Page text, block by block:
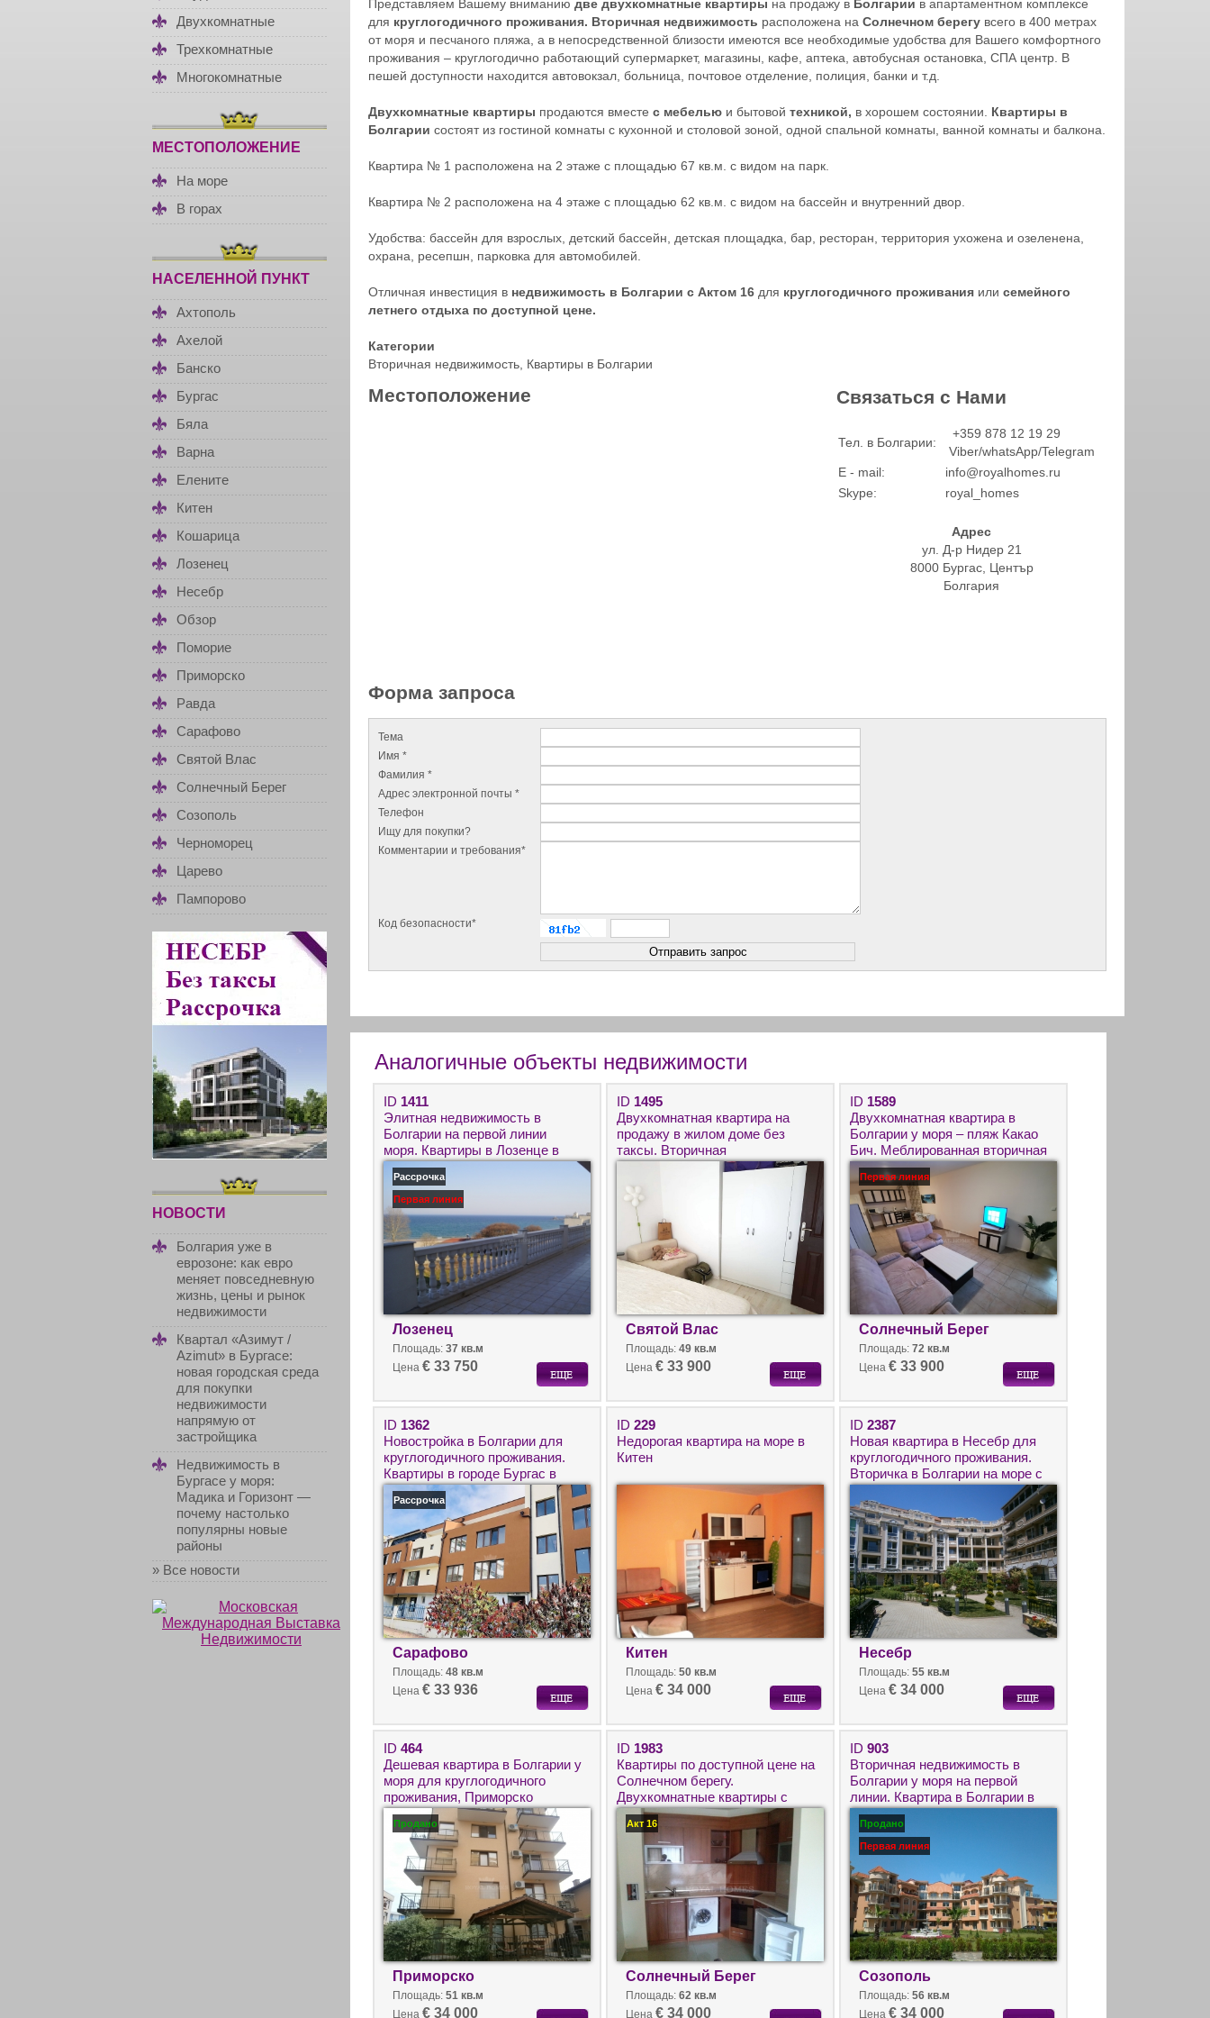
Двухкомнатные
Трехкомнатные
Многокомнатные
МЕСТОПОЛОЖЕНИЕ
На море
В горах
НАСЕЛЕННОЙ ПУНКТ
Ахтополь
Ахелой
Банско
Бургас
Бяла
Варна
Елените
Китен
Кошарица
Лозенец
Несебр
Обзор
Поморие
Приморско
Равда
Сарафово
Святой Влас
Солнечный Берег
Созополь
Черноморец
Царево
Пампорово
НОВОСТИ
Болгария уже в
еврозоне: как евро
меняет повседневную
жизнь, цены и рынок
недвижимости
Квартал «Азимут /
Azimut» в Бургасе:
новая городская среда
для покупки
недвижимости
напрямую от
застройщика
Недвижимость в
Бургасе у моря:
Мадика и Горизонт —
почему настолько
популярны новые
районы
» Все новости
Представляем Вашему вниманию две двухкомнатные квартиры на продажу в Болгарии в апартаментном комплексе
для круглогодичного проживания. Вторичная недвижимость расположена на Солнечном берегу всего в 400 метрах
от моря и песчаного пляжа, а в непосредственной близости имеются все необходимые удобства для Вашего комфортного
проживания – круглогодично работающий супермаркет, магазины, кафе, аптека, автобусная остановка, СПА центр. В
пешей доступности находится автовокзал, больница, почтовое отделение, полиция, банки и т.д.
Двухкомнатные квартиры продаются вместе с мебелью и бытовой техникой, в хорошем состоянии. Квартиры в
Болгарии состоят из гостиной комнаты с кухонной и столовой зоной, одной спальной комнаты, ванной комнаты и балкона.
Квартира № 1 расположена на 2 этаже с площадью 67 кв.м. с видом на парк.
Квартира № 2 расположена на 4 этаже с площадью 62 кв.м. с видом на бассейн и внутренний двор.
Удобства: бассейн для взрослых, детский бассейн, детская площадка, бар, ресторан, территория ухожена и озеленена,
охрана, ресепшн, парковка для автомобилей.
Отличная инвестиция в недвижимость в Болгарии с Актом 16 для круглогодичного проживания или семейного
летнего отдыха по доступной цене.
Категории
Вторичная недвижимость Квартиры в Болгарии
Местоположение Связаться с Нами
Тел. в Болгарии:
+359 878 12 19 29
Viber/whatsApp/Telegram
E - mail:
info@royalhomes.ru
Skype:
royal_homes
Адрес
ул. Д-р Нидер 21
8000 Бургас, Център
Болгария
Форма запроса
Тема
Имя *
Фамилия *
Адрес электронной почты *
Телефон
Ищу для покупки?
Комментарии и требования*
Код безопасности*
Аналогичные объекты недвижимости
ID 1411
Элитная недвижимость в
Болгарии на первой линии
моря. Квартиры в Лозенце в
комплексе Перла Дел Мар.
Рассрочка
Первая линия
Лозенец
Площадь: 37 кв.м
Цена € 33 750
ID 1495
Двухкомнатная квартира на
продажу в жилом доме без
таксы. Вторичная
недвижимость на продажу в
Святой Влас
Площадь: 49 кв.м
Цена € 33 900
ID 1589
Двухкомнатная квартира в
Болгарии у моря – пляж Какао
Бич. Меблированная вторичная
недвижимость на Солнечном
Берегу.
Первая линия
Солнечный Берег
Площадь: 72 кв.м
Цена € 33 900
ID 1362
Новостройка в Болгарии для
круглогодичного проживания.
Квартиры в городе Бургас в
квартала Сарафово от
застройщика.
Рассрочка
Сарафово
Площадь: 48 кв.м
Цена € 33 936
ID 229
Недорогая квартира на море в
Китен
Китен
Площадь: 50 кв.м
Цена € 34 000
ID 2387
Новая квартира в Несебр для
круглогодичного проживания.
Вторичка в Болгарии на море с
ремонтом.
Несебр
Площадь: 55 кв.м
Цена € 34 000
ID 464
Дешевая квартирa в Болгарии у
моря для круглогодичного
проживания, Приморско
Продано
Приморско
Площадь: 51 кв.м
Цена € 34 000
ID 1983
Квартиры по доступной цене на
Солнечном берегу.
Двухкомнатные квартиры с
мебелью и техникой в
Болгарии около моря.
Акт 16
Солнечный Берег
Площадь: 62 кв.м
Цена € 34 000
ID 903
Вторичная недвижимость в
Болгарии у моря на первой
линии. Квартира в Болгарии в
Созополь – Хасиенда.
Продано
Первая линия
Созополь
Площадь: 56 кв.м
Цена € 34 000